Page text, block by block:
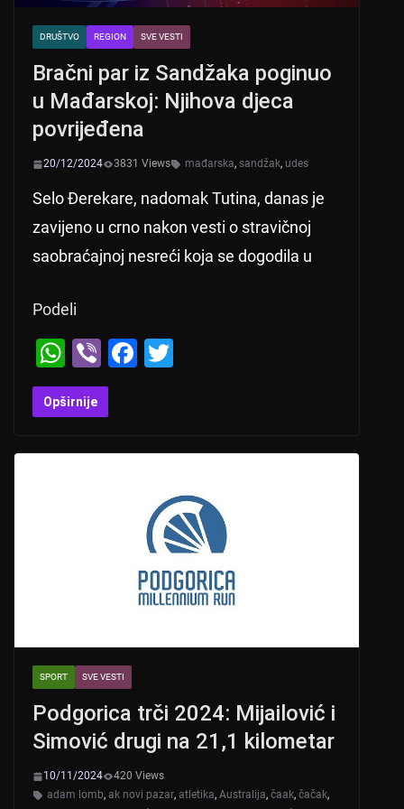
DRUŠTVO REGION SVE VESTI
Bračni par iz Sandžaka poginuo
u Mađarskoj: Njihova djeca
povrijeđena
20/12/2024 3831 Views mađarska, sandžak, udes
Selo Đerekare, nadomak Tutina, danas je
zavijeno u crno nakon vesti o stravičnoj
saobraćajnoj nesreći koja se dogodila u
Podeli
W
h
at
Vi
b
er
F
o
k
Opširnije
SPORT SVE VESTI
Podgorica trči 2024: Mijailović i
Simović drugi na 21,1 kilometar
10/11/2024
420 Views
adam lomb, ak novi pazar, atletika, Australija, čaak, čačak,